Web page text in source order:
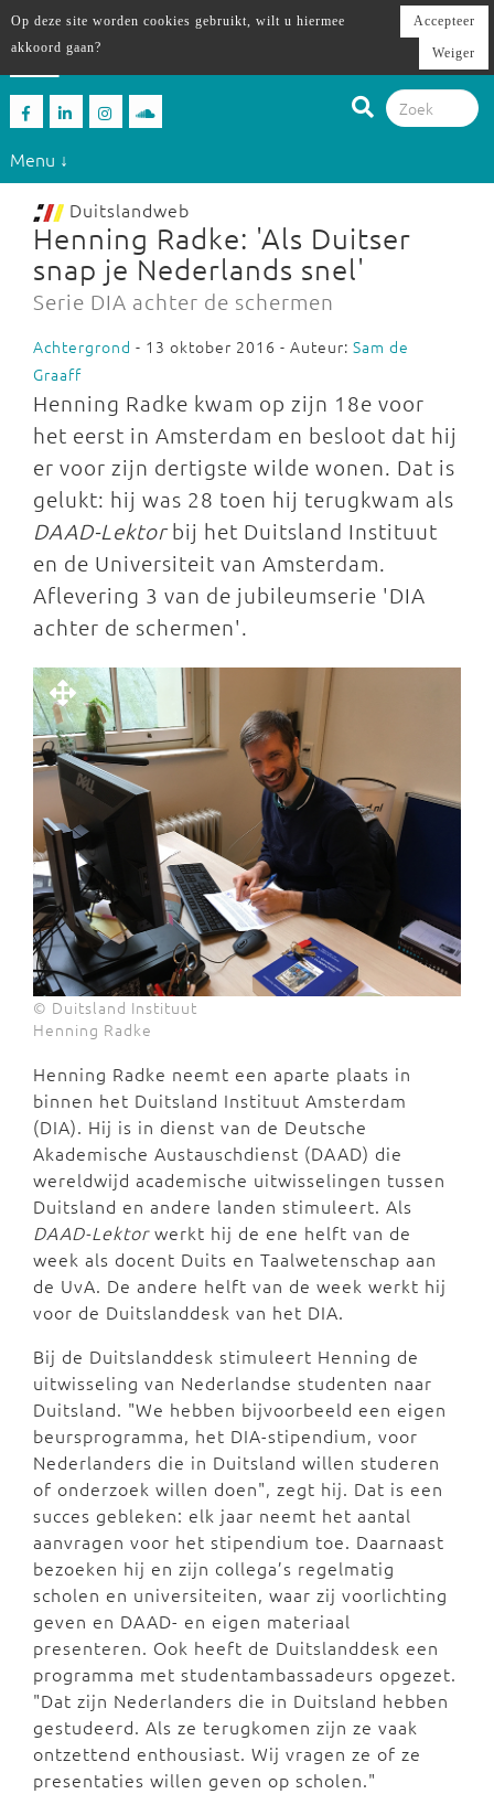
Menu ↓
Duitslandweb
Henning Radke: 'Als Duitser
snap je Nederlands snel'
Serie DIA achter de schermen
Achtergrond - 13 oktober 2016 - Auteur: Sam de
Graaff
Henning Radke kwam op zijn 18e voor
het eerst in Amsterdam en besloot dat hij
er voor zijn dertigste wilde wonen. Dat is
gelukt: hij was 28 toen hij terugkwam als
DAAD-Lektorbij het Duitsland Instituut
en de Universiteit van Amsterdam.
Aflevering 3 van de jubileumserie 'DIA
achter de schermen'.
© Duitsland Instituut
Henning Radke
Henning Radke neemt een aparte plaats in
binnen het Duitsland Instituut Amsterdam
(DIA). Hij is in dienst van de Deutsche
Akademische Austauschdienst (DAAD) die
wereldwijd academische uitwisselingen tussen
Duitsland en andere landen stimuleert. Als
DAAD-Lektorwerkt hij de ene helft van de
week als docent Duits en Taalwetenschap aan
de UvA. De andere helft van de week werkt hij
voor de Duitslanddesk van het DIA.
Bij de Duitslanddesk stimuleert Henning de
uitwisseling van Nederlandse studenten naar
Duitsland. "We hebben bijvoorbeeld een eigen
beursprogramma, het DIA-stipendium, voor
Nederlanders die in Duitsland willen studeren
of onderzoek willen doen", zegt hij. Dat is een
succes gebleken: elk jaar neemt het aantal
aanvragen voor het stipendium toe. Daarnaast
bezoeken hij en zijn collega’s regelmatig
scholen en universiteiten, waar zij voorlichting
geven en DAAD- en eigen materiaal
presenteren. Ook heeft de Duitslanddesk een
programma met studentambassadeurs opgezet.
"Dat zijn Nederlanders die in Duitsland hebben
gestudeerd. Als ze terugkomen zijn ze vaak
ontzettend enthousiast. Wij vragen ze of ze
presentaties willen geven op scholen."
Op deze site worden cookies gebruikt, wilt u hiermee
akkoord gaan?
Accepteer
Weiger